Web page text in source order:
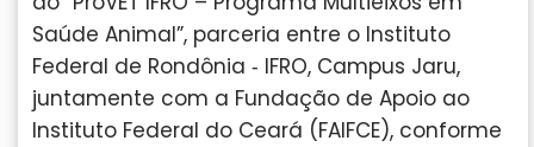
Saúde Animal”, parceria entre o Instituto
Federal de Rondônia ‐ IFRO, Campus Jaru,
juntamente com a Fundação de Apoio ao
Instituto Federal do Ceará (FAIFCE), conforme